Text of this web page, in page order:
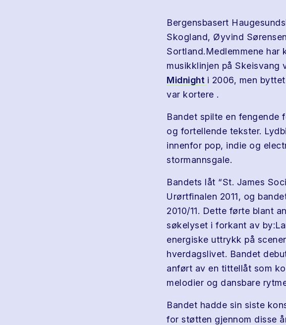
Bergensbasert
Skogland, Øyvind
Sortland.Medlemmene har
musikklinjen på Skeisvang
Midnight i 2006, men
var kortere .
Bandet spilte en fengende
og fortellende tekster.
innenfor pop, indie og
stormannsgale.
Bandets låt “St. James
Urørtfinalen 2011, og
2010/11. Dette førte blant
søkelyset i forkant av
energiske uttrykk på
hverdagslivet. Bandet
anført av en tittellåt som
melodier og dansbare
Bandet hadde sin siste
for støtten gjennom disse